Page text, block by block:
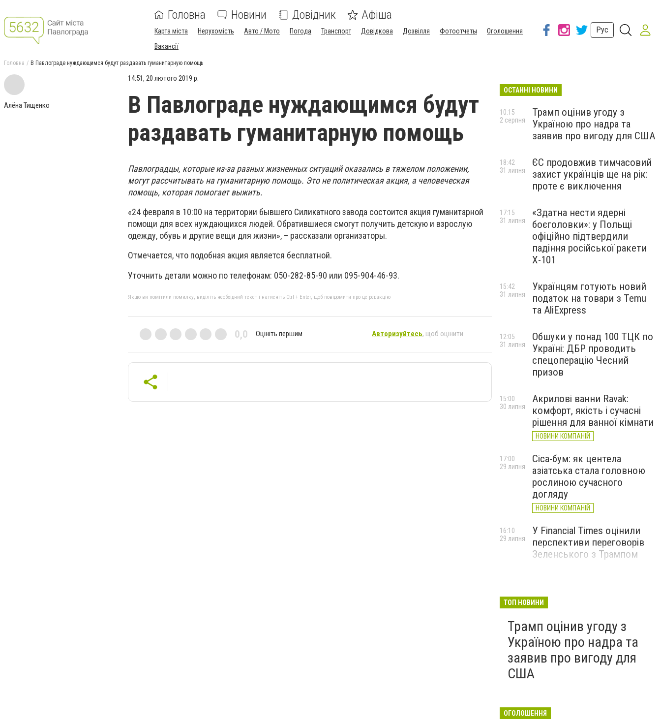
Головна Новини Довідник Афіша
Карта міста Нерухомість Авто / Мото Погода Транспорт Довідкова Дозвілля Фотоотчеты
Оголошення
Вакансії
Рус
Головна В Павлограде нуждающимся будут раздавать гуманитарную помощь
Алёна Тищенко
14:51, 20 лютого 2019 р.
В Павлограде нуждающимся будут
раздавать гуманитарную помощь
Павлоградцы, которые из-за разных жизненных ситуаций оказались в тяжелом положении,
могут рассчитывать на гуманитарную помощь. Это не политическая акция, а человеческая
помощь, которая помогает выжить.
«24 февраля в 10:00 на территории бывшего Силикатного завода состоится акция гуманитарной
помощи для всех нуждающихся людей. Обратившиеся смогут получить детскую и взрослую
одежду, обувь и другие вещи для жизни», – рассказали организаторы.
Отмечается, что подобная акция является бесплатной.
Уточнить детали можно по телефонам: 050-282-85-90 или 095-904-46-93.
Якщо ви помітили помилку, виділіть необхідний текст і натисніть Ctrl + Enter, щоб повідомити про це редакцію
0,0 Оцініть першим Авторизуйтесь, щоб оцінити
ОСТАННІ НОВИНИ
Трамп оцінив угоду з
Україною про надра та
заявив про вигоду для США
10:15
2 серпня
ЄС продовжив тимчасовий
захист українців ще на рік:
проте є виключення
18:42
31 липня
«Здатна нести ядерні
боєголовки»: у Польщі
офіційно підтвердили
падіння російської ракети
Х-101
17:15
31 липня
Українцям готують новий
податок на товари з Temu
та AliExpress
15:42
31 липня
Обшуки у понад 100 ТЦК по
Україні: ДБР проводить
спецоперацію Чесний
призов
12:05
31 липня
Акрилові ванни Ravak:
комфорт, якість і сучасні
рішення для ванної кімнати
НОВИНИ КОМПАНІЙ
15:00
30 липня
Cica-бум: як центела
азіатська стала головною
рослиною сучасного
догляду
НОВИНИ КОМПАНІЙ
17:00
29 липня
У Financial Times оцінили
перспективи переговорів
Зеленського з Трампом
16:10
29 липня
ТОП НОВИНИ
Трамп оцінив угоду з
Україною про надра та
заявив про вигоду для
США
ОГОЛОШЕННЯ